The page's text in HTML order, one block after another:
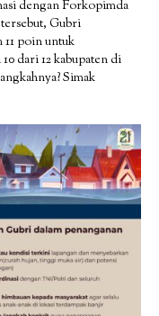
dengan Forkopimda
Gubri
poin untuk
dari 12 kabupaten di
Simak